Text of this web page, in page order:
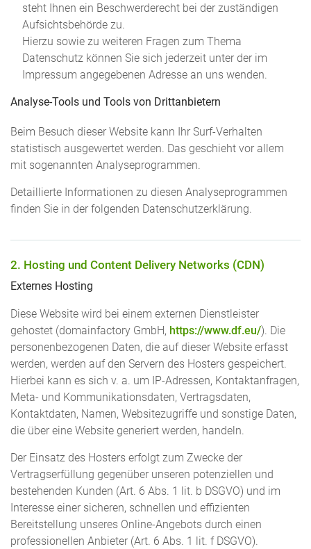
steht Ihnen ein Beschwerderecht bei der zuständigen
Aufsichtsbehörde zu.
Hierzu sowie zu weiteren Fragen zum Thema
Datenschutz können Sie sich jederzeit unter der im
Impressum angegebenen Adresse an uns wenden.
Analyse-Tools und Tools von Dritt­anbietern
Beim Besuch dieser Website kann Ihr Surf-Verhalten
statistisch ausgewertet werden. Das geschieht vor allem
mit sogenannten Analyseprogrammen.
Detaillierte Informationen zu diesen Analyseprogrammen
finden Sie in der folgenden Datenschutzerklärung.
2. Hosting und Content Delivery Networks (CDN)
Externes Hosting
Diese Website wird bei einem externen Dienstleister
gehostet (domainfactory GmbH, https://www.df.eu/). Die
personenbezogenen Daten, die auf dieser Website erfasst
werden, werden auf den Servern des Hosters gespeichert.
Hierbei kann es sich v. a. um IP-Adressen, Kontaktanfragen,
Meta- und Kommunikationsdaten, Vertragsdaten,
Kontaktdaten, Namen, Websitezugriffe und sonstige Daten,
die über eine Website generiert werden, handeln.
Der Einsatz des Hosters erfolgt zum Zwecke der
Vertragserfüllung gegenüber unseren potenziellen und
bestehenden Kunden (Art. 6 Abs. 1 lit. b DSGVO) und im
Interesse einer sicheren, schnellen und effizienten
Bereitstellung unseres Online-Angebots durch einen
professionellen Anbieter (Art. 6 Abs. 1 lit. f DSGVO).